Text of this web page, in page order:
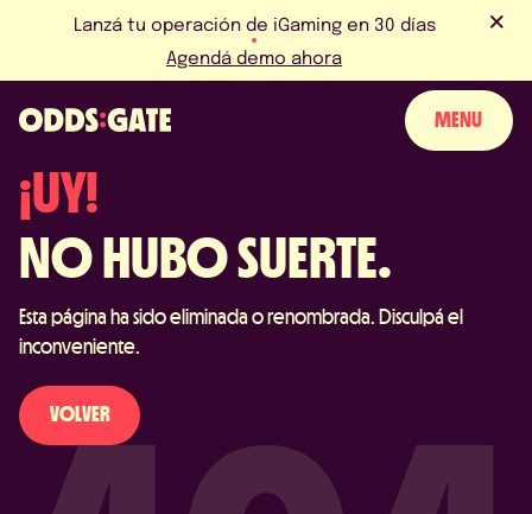
Lanzá tu operación de iGaming en 30 días
Agendá demo ahora
MENU
PRODUCTO
BLOG
NOTICIAS Y EVENTOS
LICENCIAS Y CERTIFICACIONES
PERGUNTAS FRECUENTES
¡UY!
NO HUBO SUERTE.
Esta página ha sido eliminada o renombrada. Disculpá el
inconveniente.
VOLVER